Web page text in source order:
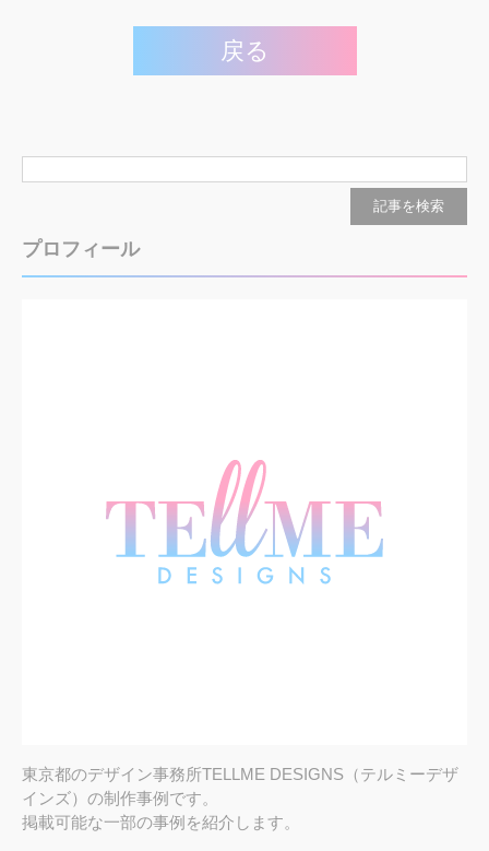
戻る
プロフィール
東京都のデザイン事務所TELLME DESIGNS（テルミーデザ
インズ）の制作事例です。
掲載可能な一部の事例を紹介します。